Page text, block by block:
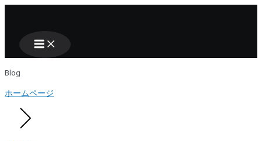
Nhảy
Main
Blog
ホームページ